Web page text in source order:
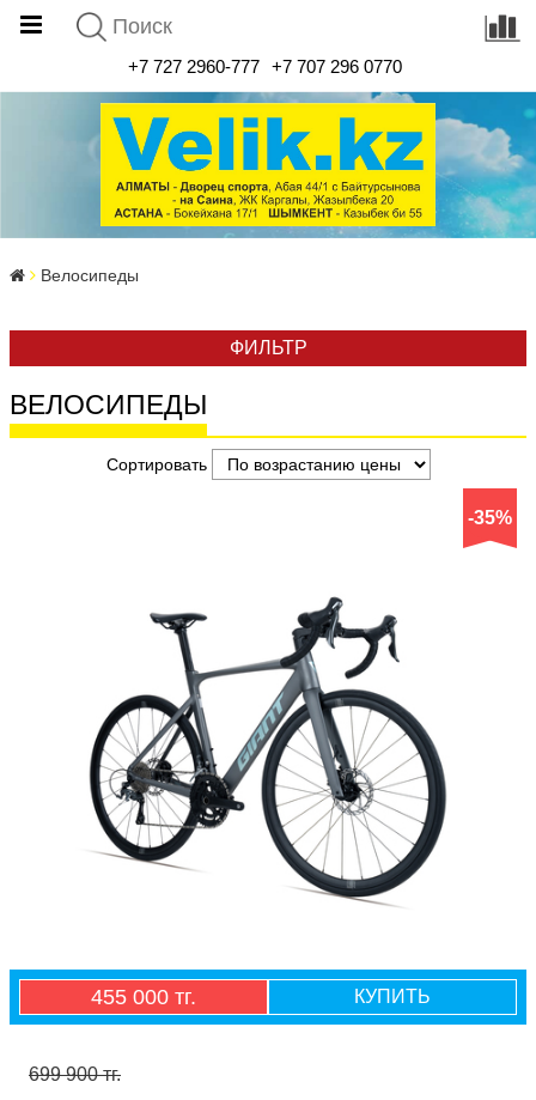
+7 727 2960-777 +7 707 296 0770
Велосипеды
ФИЛЬТР
ВЕЛОСИПЕДЫ
Сортировать
-35%
455 000 тг. КУПИТЬ
699 900 тг.